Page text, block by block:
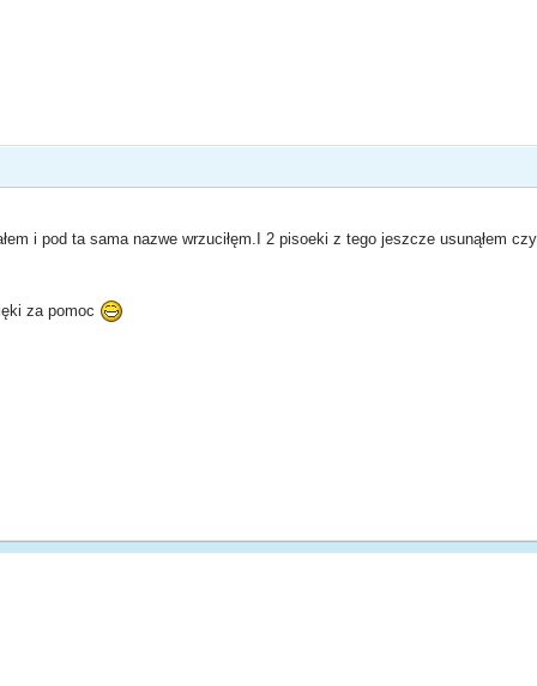
i pod ta sama nazwe wrzuciłęm.I 2 pisoeki z tego jeszcze usunąłem
za pomoc